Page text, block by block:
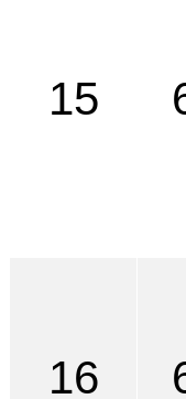
15
16